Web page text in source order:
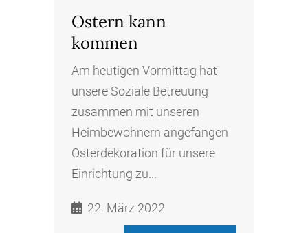
Ostern kann
kommen
Am heutigen Vormittag hat
unsere Soziale Betreuung
zusammen mit unseren
Heimbewohnern angefangen
Osterdekoration für unsere
Einrichtung zu...
22. März 2022